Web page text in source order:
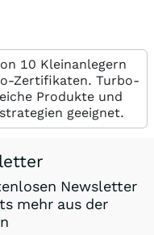
10 Kleinanlegern
Zertifikaten. Turbo-
Produkte und
geeignet.
Newsletter
mehr aus der